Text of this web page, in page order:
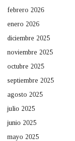
febrero 2026
enero 2026
diciembre 2025
noviembre 2025
octubre 2025
septiembre 2025
agosto 2025
julio 2025
junio 2025
mayo 2025